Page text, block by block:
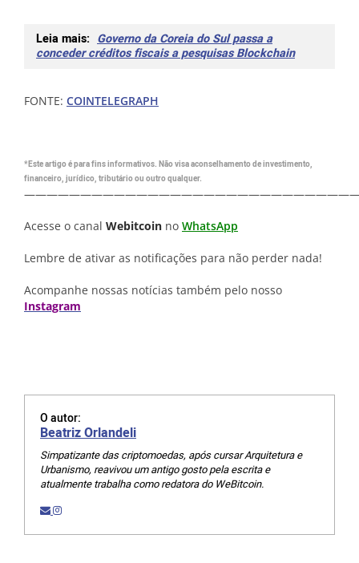
Leia mais: Governo da Coreia do Sul passa a
conceder créditos fiscais a pesquisas Blockchain
FONTE: COINTELEGRAPH
*Este artigo é para fins informativos. Não visa aconselhamento de investimento,
financeiro, jurídico, tributário ou outro qualquer.
Acesse o canal Webitcoin no WhatsApp
Lembre de ativar as notificações para não perder nada!
Acompanhe nossas notícias também pelo nosso
Instagram
O autor:
Beatriz Orlandeli
Simpatizante das criptomoedas, após cursar Arquitetura e
Urbanismo, reavivou um antigo gosto pela escrita e
atualmente trabalha como redatora do WeBitcoin.